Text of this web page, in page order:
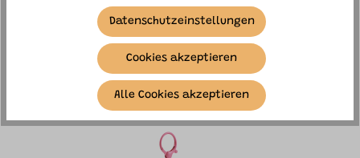
ÄHNLICHE ARTIKEL
Datenschutzeinstellungen
Cookies akzeptieren
Alle Cookies akzeptieren